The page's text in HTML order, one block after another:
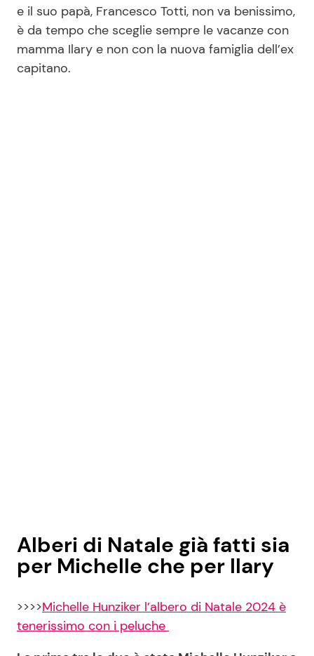
e il suo papà, Francesco Totti, non va benissimo,
è da tempo che sceglie sempre le vacanze con
mamma Ilary e non con la nuova famiglia dell’ex
capitano.
Alberi di Natale già fatti sia
per Michelle che per Ilary
>>>>Michelle Hunziker l’albero di Natale 2024 è
tenerissimo con i peluche